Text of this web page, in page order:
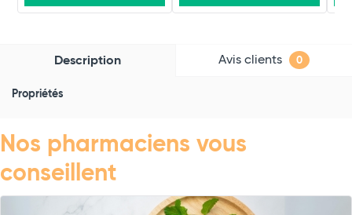
Description Avis clients 0
Propriétés
Nos pharmaciens vous
conseillent